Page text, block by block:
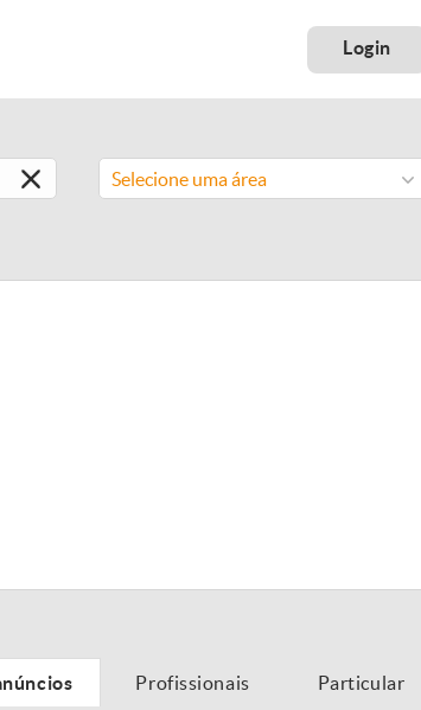
Login
Selecione uma área
Profissionais Particular